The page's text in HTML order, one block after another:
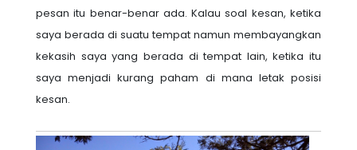
pesan itu benar-benar ada. Kalau soal kesan, ketika
saya berada di suatu tempat namun membayangkan
kekasih saya yang berada di tempat lain, ketika itu
saya menjadi kurang paham di mana letak posisi
kesan.